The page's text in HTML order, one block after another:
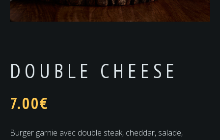
DOUBLE CHEESE
7.00€
Burger garnie avec double steak, cheddar, salade,